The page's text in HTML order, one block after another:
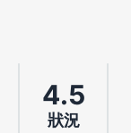
4.5
狀況